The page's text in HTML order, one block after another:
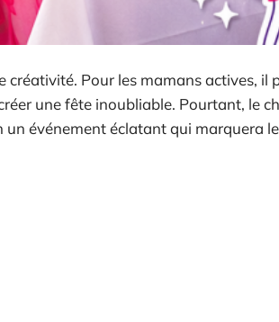
créativité. Pour les mamans actives, il
une fête inoubliable. Pourtant, le
événement éclatant qui marquera